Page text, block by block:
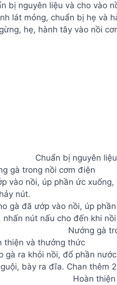
bị nguyên liệu và cho vào
lát mỏng, chuẩn bị hẹ và
hẹ, hành tây vào nồi
Chuẩn bị nguyên
gà trong nồi cơm điện
vào nồi, úp phần ức
nút.
Nướng gà
thiện và thưởng thức
gà ra khỏi nồi, đổ phần
bày ra đĩa. Chan thêm
Hoàn